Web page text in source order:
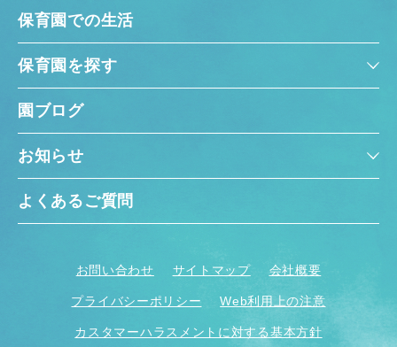
保育園での生活
保育園を探す
園ブログ
お知らせ
よくあるご質問
お問い合わせ サイトマップ 会社概要
プライバシーポリシー Web利用上の注意
カスタマーハラスメントに対する基本方針